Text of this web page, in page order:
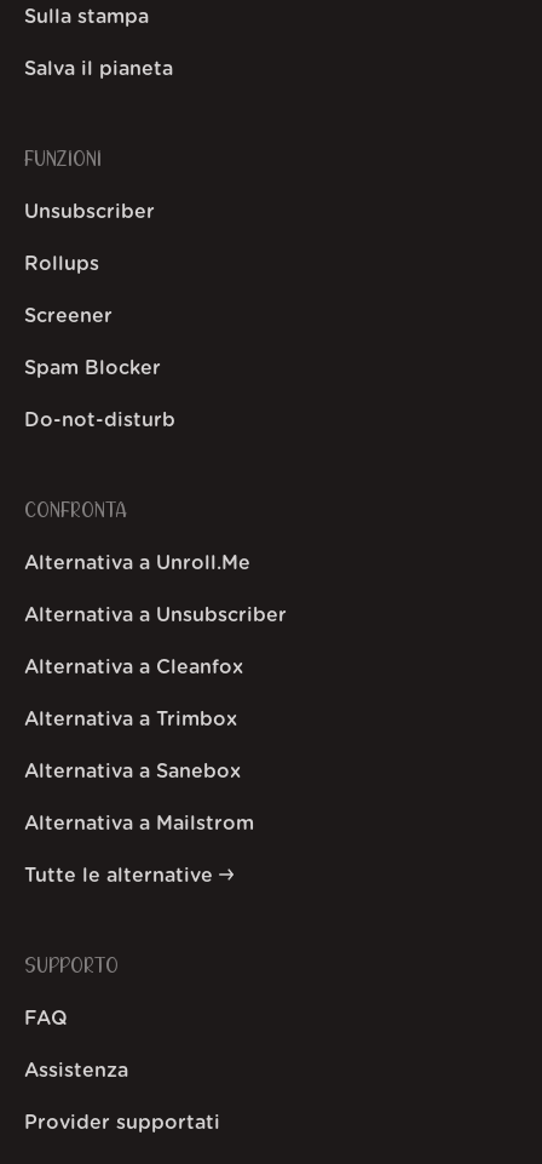
Sulla stampa
Salva il pianeta
FUNZIONI
Unsubscriber
Rollups
Screener
Spam Blocker
Do-not-disturb
CONFRONTA
Alternativa a Unroll.Me
Alternativa a Unsubscriber
Alternativa a Cleanfox
Alternativa a Trimbox
Alternativa a Sanebox
Alternativa a Mailstrom
Tutte le alternative
SUPPORTO
FAQ
Assistenza
Provider supportati